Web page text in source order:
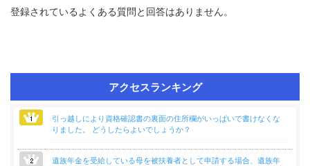
の
健
種
手
続
登録されているよくある質問と回答はありません。
アクセスランキング
引っ越しにより資格確認書の裏面の住所欄がいっぱいで書けなくな
りました。 どうしたらよいでしょうか？
遺族年金を受給している母を被扶養者として申請する場合、遺族年